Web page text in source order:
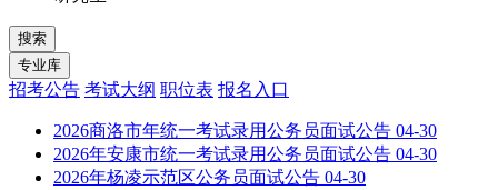
招考公告 考试大纲 职位表 报名入口
2026商洛市年统一考试录用公务员面试公告 04-30
2026年安康市统一考试录用公务员面试公告 04-30
2026年杨凌示范区公务员面试公告 04-30